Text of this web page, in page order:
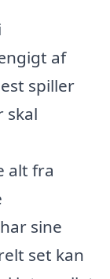
af
spiller
skal
alt fra
sine
set kan